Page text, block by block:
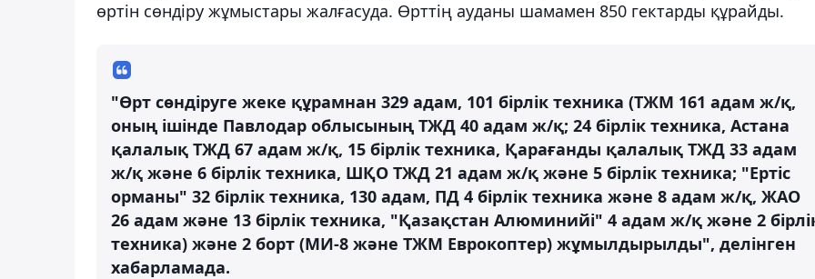
өртін сөндіру жұмыстары жалғасуда. Өрттің ауданы шамамен 850 гектарды құрайды.
"Өрт сөндіруге жеке құрамнан 329 адам, 101 бірлік техника (ТЖМ 161 адам ж/қ,
оның ішінде Павлодар облысының ТЖД 40 адам ж/қ; 24 бірлік техника, Астана
қалалық ТЖД 67 адам ж/қ, 15 бірлік техника, Қарағанды қалалық ТЖД 33 адам
ж/қ және 6 бірлік техника, ШҚО ТЖД 21 адам ж/қ және 5 бірлік техника; "Ертіс
орманы" 32 бірлік техника, 130 адам, ПД 4 бірлік техника және 8 адам ж/қ, ЖАО
26 адам және 13 бірлік техника, "Қазақстан Алюминийі" 4 адам ж/қ және 2
техника) және 2 борт (МИ-8 және ТЖМ Еврокоптер) жұмылдырылды", делінген
хабарламада.